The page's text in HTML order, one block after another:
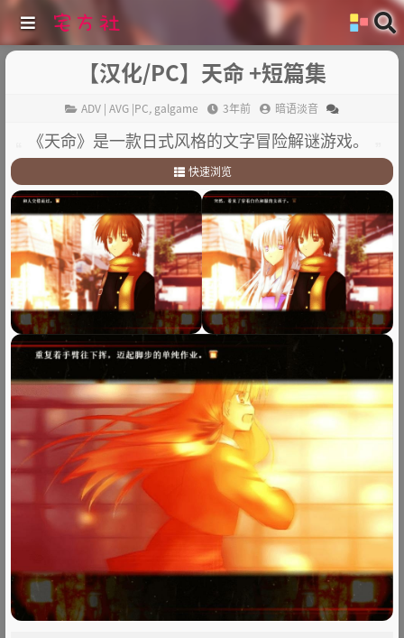
【汉化/PC】天命 +短篇集
ADV | AVG |PC, galgame 3年前 暗语淡音
《天命》是一款日式风格的文字冒险解谜游戏。
快速浏览
1.剧情简介：
2.其他：